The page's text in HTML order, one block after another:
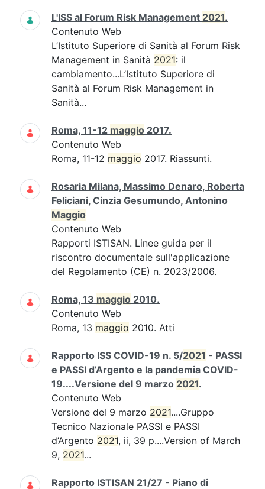
L'ISS al Forum Risk Management 2021.
Contenuto Web
L’Istituto Superiore di Sanità al Forum Risk
Management in Sanità 2021: il
cambiamento...L’Istituto Superiore di
Sanità al Forum Risk Management in
Sanità...
Roma, 11-12 maggio 2017.
Contenuto Web
Roma, 11-12 maggio 2017. Riassunti.
Rosaria Milana, Massimo Denaro, Roberta
Feliciani, Cinzia Gesumundo, Antonino
Maggio
Contenuto Web
Rapporti ISTISAN. Linee guida per il
riscontro documentale sull'applicazione
del Regolamento (CE) n. 2023/2006.
Roma, 13 maggio 2010.
Contenuto Web
Roma, 13 maggio 2010. Atti
Rapporto ISS COVID-19 n. 5/2021 - PASSI
e PASSI d’Argento e la pandemia COVID-
19....Versione del 9 marzo 2021.
Contenuto Web
Versione del 9 marzo 2021....Gruppo
Tecnico Nazionale PASSI e PASSI
d’Argento 2021, ii, 39 p....Version of March
9, 2021...
Rapporto ISTISAN 21/27 - Piano di